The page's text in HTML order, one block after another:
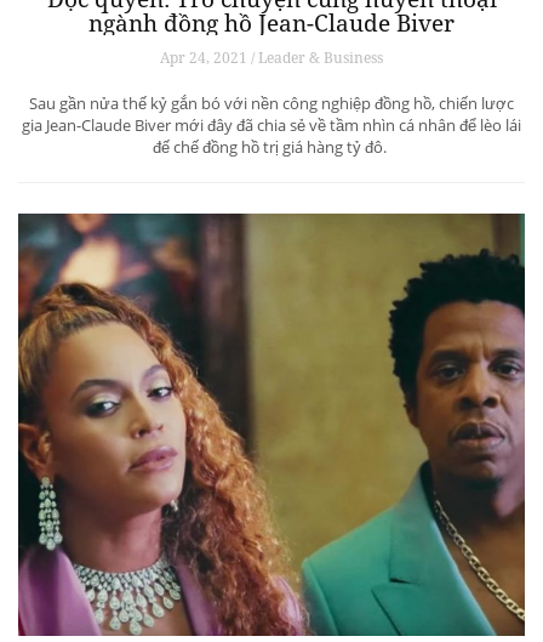
ngành đồng hồ Jean-Claude Biver
Apr 24, 2021 / Leader & Business
Sau gần nửa thế kỷ gắn bó với nền công nghiệp đồng hồ, chiến lược
gia Jean-Claude Biver mới đây đã chia sẻ về tầm nhìn cá nhân để lèo lái
đế chế đồng hồ trị giá hàng tỷ đô.